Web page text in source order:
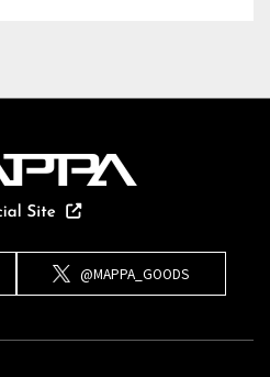
@MAPPA_GOODS